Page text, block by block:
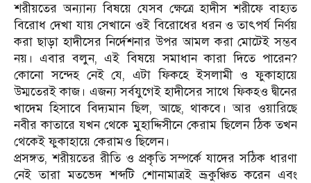
শরীয়তের অন্যান্য বিষয়ে যেসব ক্ষেত্রে হাদীস শরীফে বাহ্যত
বিরোধ দেখা যায় সেখানে ওই বিরোধের ধরন ও তাৎপর্য নির্ণয়
করা ছাড়া হাদীসের নির্দেশনার উপর আমল করা মোটেই সম্ভব
নয়। এবার বলুন, এই বিষয়ে সমাধান কারা দিতে পারেন?
কোনো সন্দেহ নেই যে, এটা ফিকহে ইসলামী ও ফুকাহায়ে
উম্মতেরই কাজ। এজন্য সর্বযুগেই হাদীসের সাথে ফিকহও দ্বীনের
খাদেম হিসাবে বিদ্যমান ছিল, আছে, থাকবে। আর ওয়ারিছে
নবীর কাতারে যখন থেকে মুহাদ্দিসীনে কেরাম ছিলেন ঠিক তখন
থেকেই ফুকাহায়ে কেরামও ছিলেন।
প্রসঙ্গত, শরীয়তের রীতি ও প্রকৃতি সম্পর্কে যাদের সঠিক ধারণা
নেই তারা মতভেদ শব্দটি শোনামাত্রই ভ্রূকুঞ্চিত করেন এবং